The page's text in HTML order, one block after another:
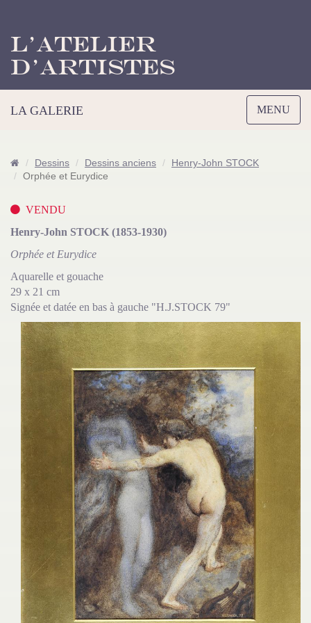
L’Atelier
d’Artistes
Toggle
navigation
MENU
LA GALERIE
Dessins Dessins anciens
Henry-John STOCK
Orphée et Eurydice
VENDU
Henry-John STOCK (1853-1930)
Orphée et Eurydice
Aquarelle et gouache
29 x 21 cm
Signée et datée en bas à gauche "H.J.STOCK 79"